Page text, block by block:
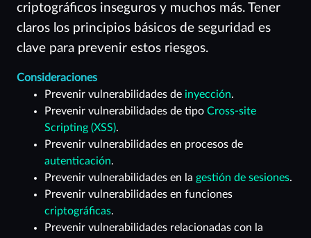
criptográficos inseguros y muchos más. Tener
claros los principios básicos de seguridad es
clave para prevenir estos riesgos.
Consideraciones
Prevenir vulnerabilidades de inyección.
Prevenir vulnerabilidades de tipo Cross-site
Scripting (XSS).
Prevenir vulnerabilidades en procesos de
autenticación.
Prevenir vulnerabilidades en la gestión de sesiones.
Prevenir vulnerabilidades en funciones
criptográficas.
Prevenir vulnerabilidades relacionadas con la